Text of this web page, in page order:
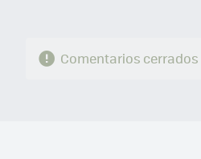
Comentarios cerrados